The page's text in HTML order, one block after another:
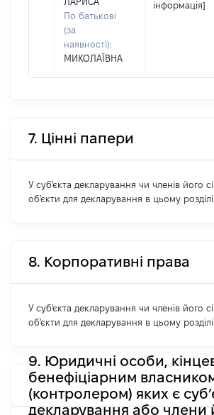
По батькові
(за
наявності):
МИКОЛАЇВНА
інформація]
7. Цінні папери
У суб'єкта декларування чи членів його
об'єкти для декларування в цьому розділі.
8. Корпоративні права
У суб'єкта декларування чи членів його
об'єкти для декларування в цьому розділі.
9. Юридичні особи,
бенефіціарним
(контролером) яких є
декларування або члени